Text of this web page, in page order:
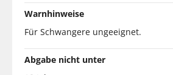
Warnhinweise
Für Schwangere ungeeignet.
Abgabe nicht unter